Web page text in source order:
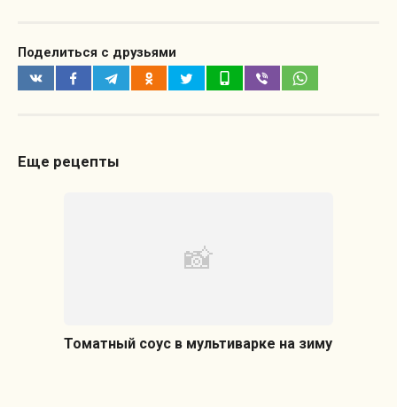
Поделиться с друзьями
Еще рецепты
Томатный соус в мультиварке на зиму